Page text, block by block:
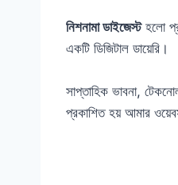
নিশনামা ডাইজেস্টহলো
একটি ডিজিটাল ডায়েরি।
সাপ্তাহিক ভাবনা,
প্রকাশিত হয় আমার